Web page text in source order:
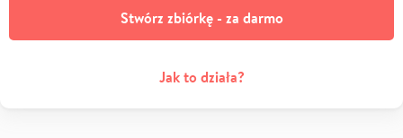
Stwórz zbiórkę - za darmo
Jak to działa?